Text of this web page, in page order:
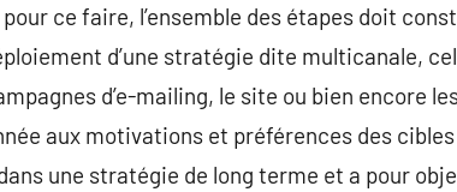
ce faire, l’ensemble des étapes doit
d’une stratégie dite multicanale,
d’e-mailing, le site ou bien encore
aux motivations et préférences des
une stratégie de long terme et a pour